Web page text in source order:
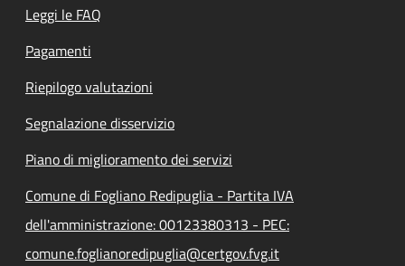
Leggi le FAQ
Pagamenti
Riepilogo valutazioni
Segnalazione disservizio
Piano di miglioramento dei servizi
Comune di Fogliano Redipuglia - Partita IVA
dell'amministrazione: 00123380313 - PEC:
comune.foglianoredipuglia@certgov.fvg.it